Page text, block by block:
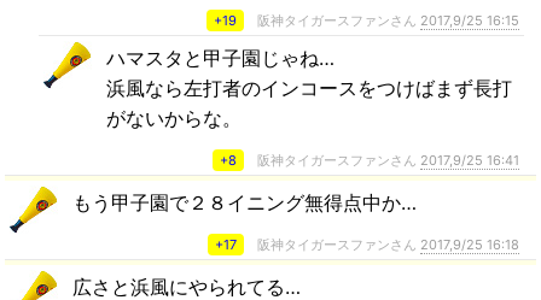
+19 阪神タイガースファンさん 2017,9/25 16:15
ハマスタと甲子園じゃね…
浜風なら左打者のインコースをつけばまず長打
がないからな。
+8 阪神タイガースファンさん 2017,9/25 16:41
もう甲子園で２８イニング無得点中か…
+17 阪神タイガースファンさん 2017,9/25 16:18
広さと浜風にやられてる…